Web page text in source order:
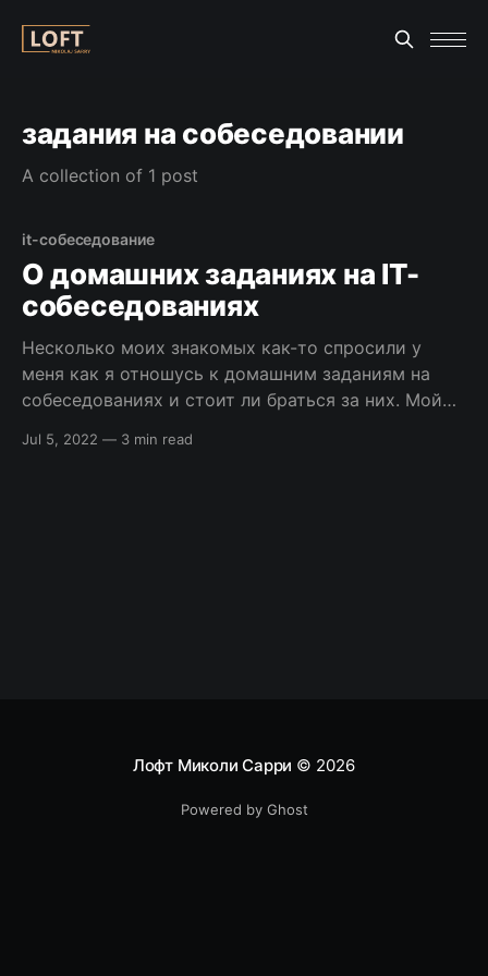
задания на собеседовании
A collection of 1 post
it-собеседование
О домашних заданиях на IT-
собеседованиях
Несколько моих знакомых как-то спросили у
меня как я отношусь к домашним заданиям на
собеседованиях и стоит ли браться за них. Мой
оплачивается. Даже если вы новичок. Новичку в
Jul 5, 2022 — 3 min read
Лофт Миколи Сарри © 2026
Powered by Ghost